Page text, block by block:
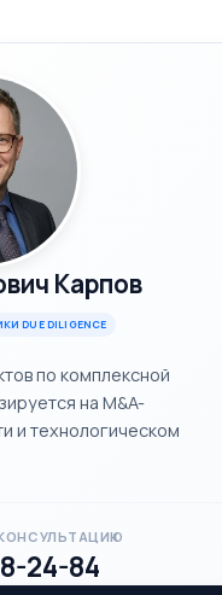
Карпов
DUE DILIGENCE
по комплексной
на M&A-
и технологическом
24-84